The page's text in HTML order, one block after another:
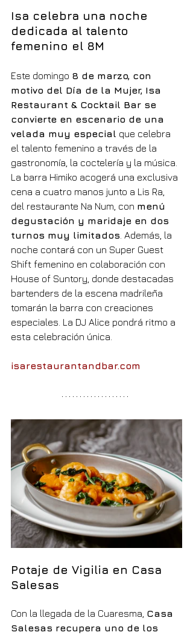
Isa celebra una noche
dedicada al talento
femenino el 8M
Este domingo 8 de marzo, con
motivo del Día de la Mujer, Isa
Restaurant & Cocktail Bar se
convierte en escenario de una
velada muy especial que celebra
el talento femenino a través de la
gastronomía, la coctelería y la música.
La barra Himiko acogerá una exclusiva
cena a cuatro manos junto a Lis Ra,
del restaurante Na Num, con menú
degustación y maridaje en dos
turnos muy limitados . Además, la
noche contará con un Super Guest
Shift femenino en colaboración con
House of Suntory, donde destacadas
bartenders de la escena madrileña
tomarán la barra con creaciones
especiales. La DJ Alice pondrá ritmo a
esta celebración única.
isarestaurantandbar.com
Potaje de Vigilia en Casa
Salesas
Con la llegada de la Cuaresma, Casa
Salesas recupera uno de los